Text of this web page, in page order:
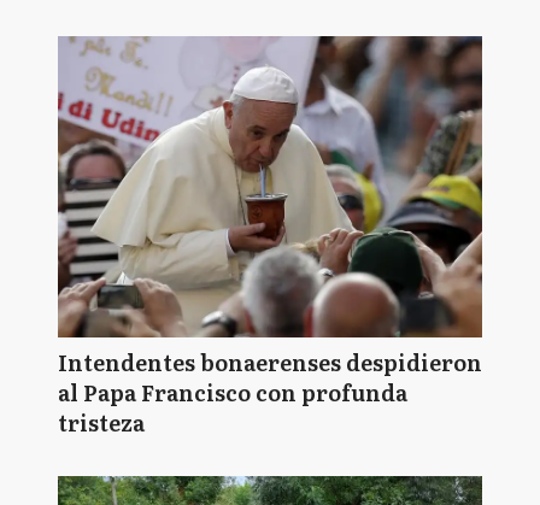
Intendentes bonaerenses despidieron
al Papa Francisco con profunda
tristeza